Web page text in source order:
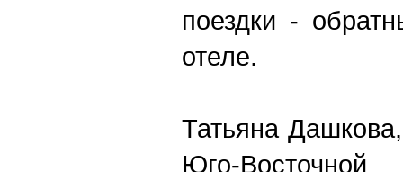
поездки -
отеле.
Татьяна
Юго-